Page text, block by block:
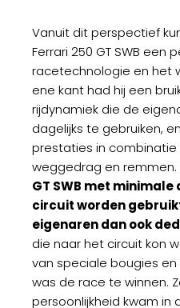
Vanuit dit perspectief
Ferrari 250 GT SWB een
racetechnologie en het
ene kant had hij een
rijdynamiek die de
dagelijks te gebruiken,
prestaties in
weggedrag en remmen.
GT SWB met
circuit worden
eigenaren dan ook
die naar het circuit kon
van speciale bougies
was de race te winnen.
persoonlijkheid kwam in